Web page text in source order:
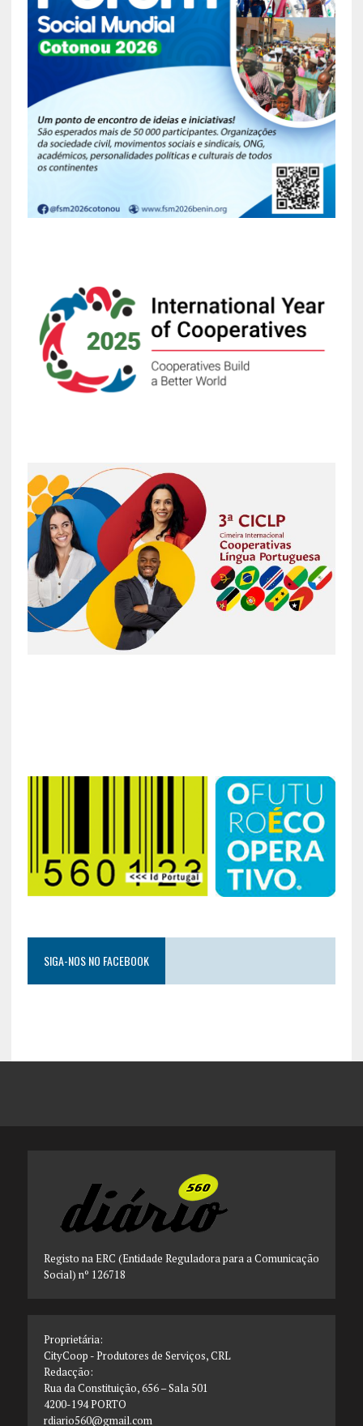
SIGA-NOS NO FACEBOOK
Registo na ERC (Entidade Reguladora para a Comunicação
Social) nº 126718
Proprietária:
CityCoop - Produtores de Serviços, CRL
Redacção:
Rua da Constituição, 656 – Sala 501
4200-194 PORTO
rdiario560@gmail.com